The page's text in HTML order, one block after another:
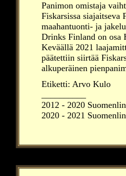
Panimon omistaja
Fiskarsissa
maahantuonti- ja
Drinks Finland on osa
Keväällä 2021
päätettiin siirtää
alkuperäinen
Etiketti: Arvo Kulo
2012 - 2020
2020 - 2021